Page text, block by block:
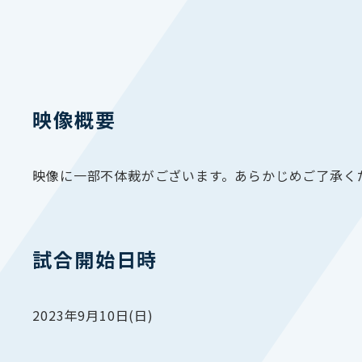
映像概要
映像に一部不体裁がございます。あらかじめご了承く
試合開始日時
2023年9月10日(日)